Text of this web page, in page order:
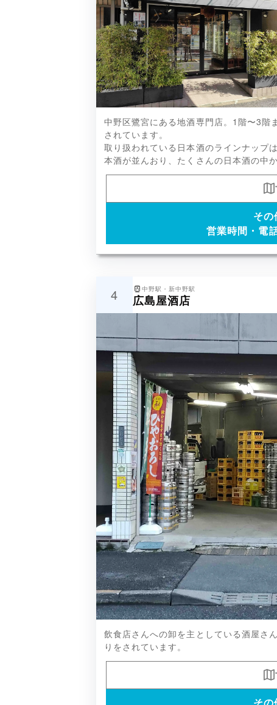
龍水泉、醸し人九平次、黒龍、義侠
美田、磯自慢など豊富なラインナッ
中野区鷺宮にある地酒専門店。1階〜3階
されています。
取り扱われている日本酒のラインナップ
本酒が並んおり、たくさんの日本酒の中
その
営業時間・電
4 中野駅・新中野駅
広島屋酒店
北雪、真澄、御前酒、越乃景虎など
飲食店さんへの卸を主としている酒屋さ
りをされています。
その